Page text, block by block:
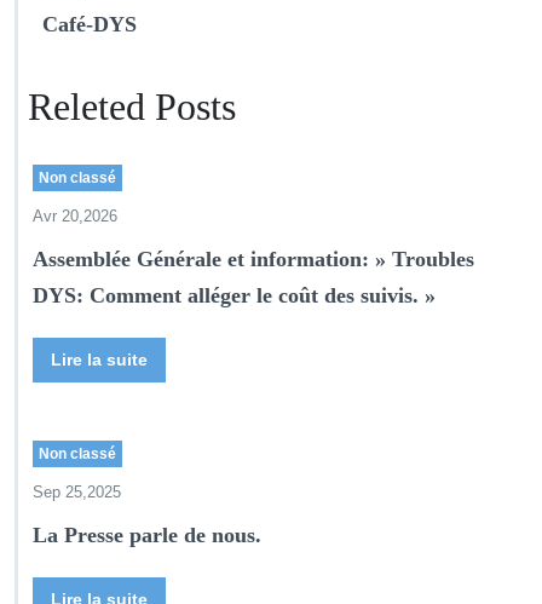
Café-DYS
Releted Posts
Non classé
Avr 20,2026
Assemblée Générale et information: » Troubles
DYS: Comment alléger le coût des suivis. »
Lire la suite
Non classé
Sep 25,2025
La Presse parle de nous.
Lire la suite